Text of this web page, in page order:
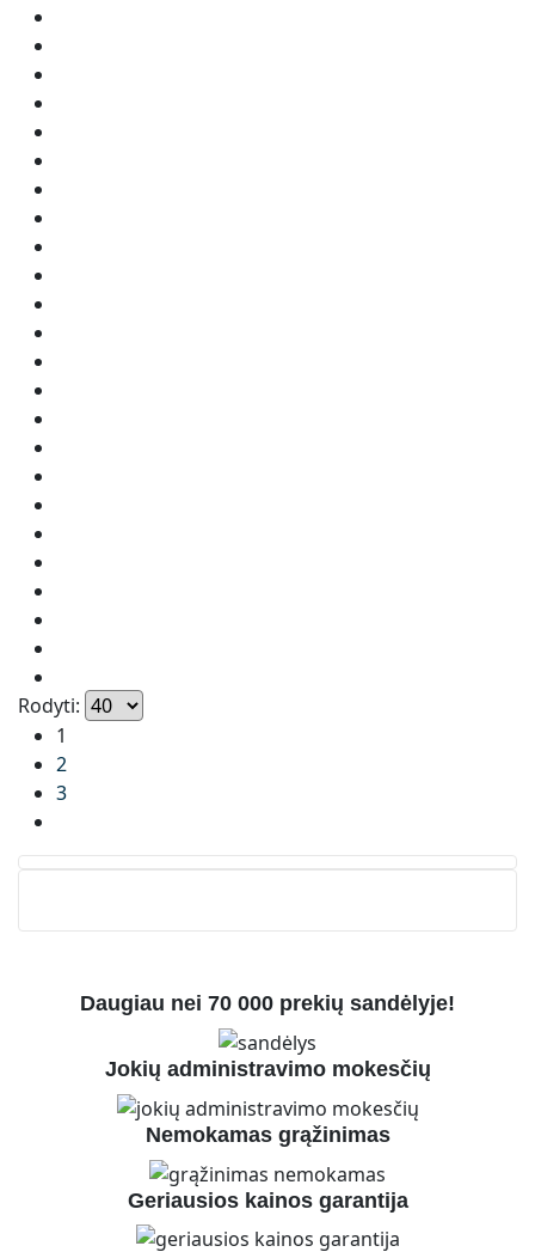
Rodyti:
1
2
3
Daugiau nei 70 000 prekių sandėlyje!
Jokių administravimo mokesčių
Nemokamas grąžinimas
Geriausios kainos garantija